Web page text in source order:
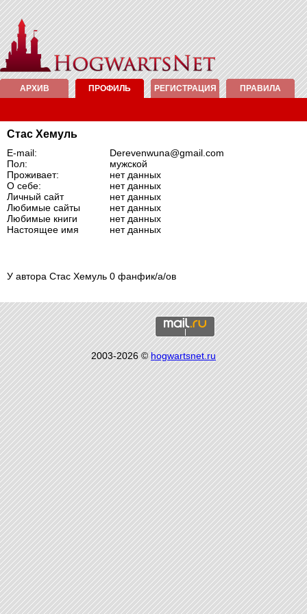
АРХИВ ПРОФИЛЬ РЕГИСТРАЦИЯ ПРАВИЛА
Стас Хемуль
E-mail:
Derevenwuna@gmail.com
Пол:
мужской
Проживает:
нет данных
О себе:
нет данных
Личный сайт
нет данных
Любимые сайты
нет данных
Любимые книги
нет данных
Настоящее имя
нет данных
У автора Стас Хемуль 0 фанфик/а/ов
2003-2026 ©hogwartsnet.ru